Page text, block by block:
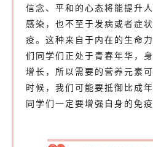
信念、平和的心态将能提升
感染，也不至于发病或者症
疫。这种来自于内在的生命
们同学们正处于青春年华，
增长，所以需要的营养元素
时候，我们可能要抵御比成
同学们一定要增强自身的免